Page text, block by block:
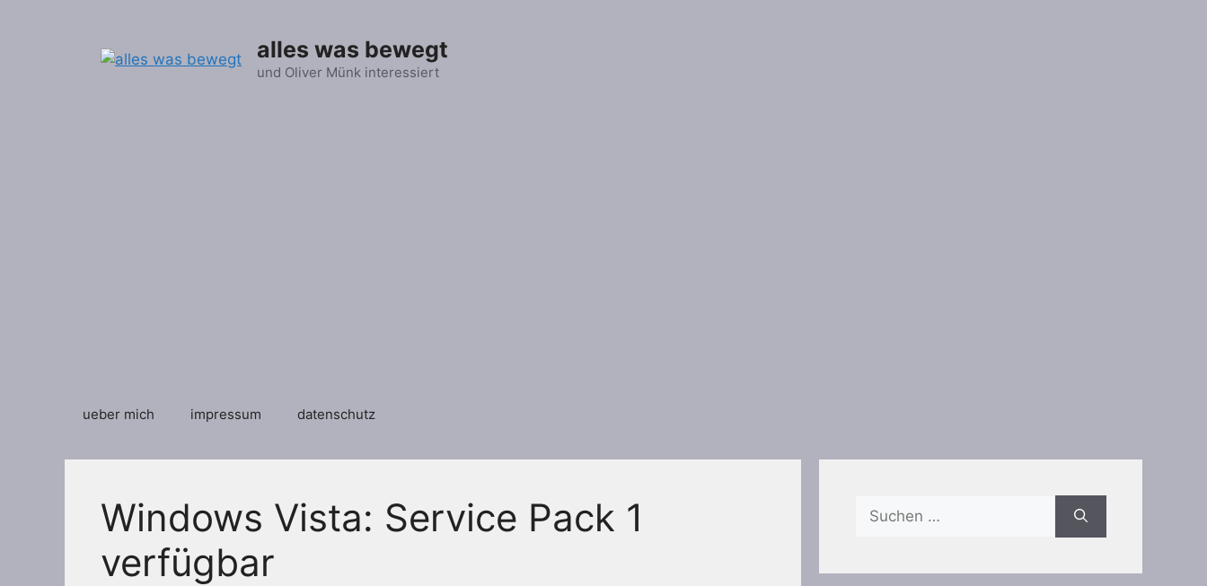
alles was bewegt
und Oliver Münk interessiert
ueber mich impressum datenschutz
Windows Vista: Service Pack 1
verfügbar
Suchen
nach: